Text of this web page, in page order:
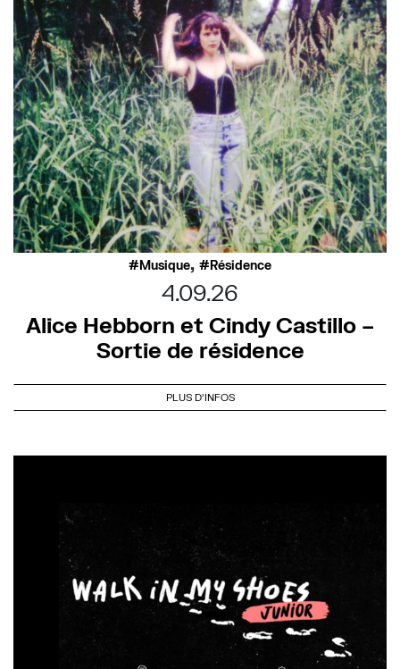
Musique, Résidence
4.09.26
Alice Hebborn et Cindy Castillo –
Sortie de résidence
PLUS D'INFOS